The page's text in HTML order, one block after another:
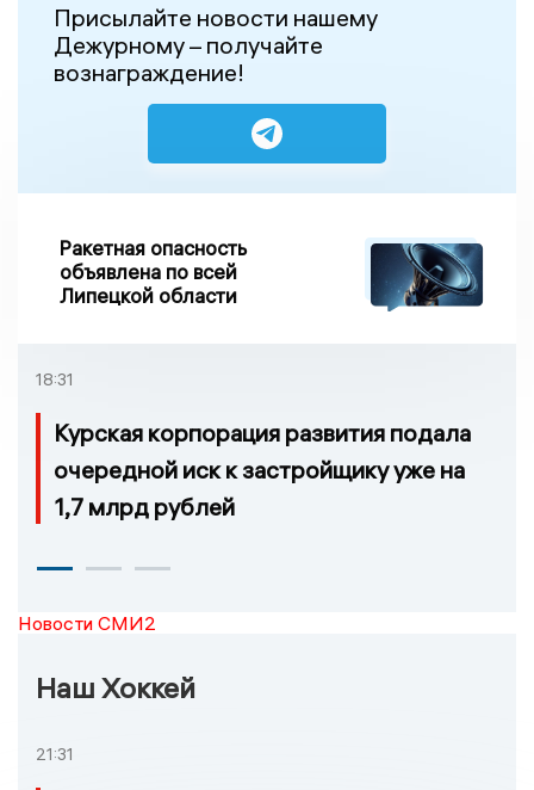
Присылайте новости нашему
Дежурному – получайте
вознаграждение!
Ракетная опасность
объявлена по всей
Липецкой области
18:31
Курская корпорация развития подала
очередной иск к застройщику уже на
1,7 млрд рублей
Новости СМИ2
Наш Хоккей
21:31